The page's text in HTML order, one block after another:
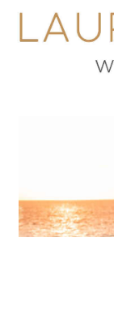
Post styles